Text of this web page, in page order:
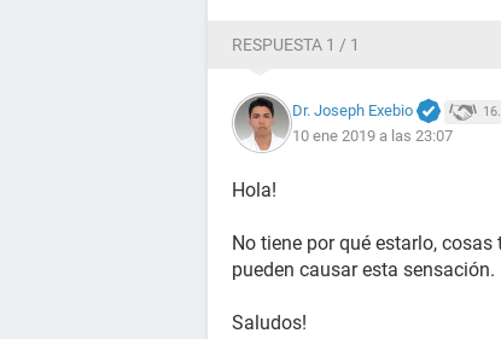
RESPUESTA 1 / 1
Dr. Joseph Exebio
10 ene 2019 a las 23:07
Hola!
No tiene por qué estarlo,
pueden causar esta sensación.
Saludos!